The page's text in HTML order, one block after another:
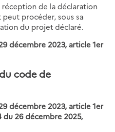
de la déclaration
procéder, sous sa
du projet déclaré.
décembre 2023, article 1er
code de
décembre 2023, article 1er
du 26 décembre 2025,